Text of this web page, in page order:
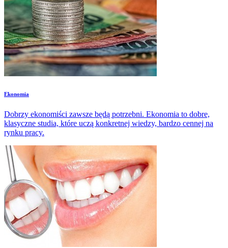
Ekonomia
Dobrzy ekonomiści zawsze będą potrzebni. Ekonomia to dobre,
klasyczne studia, które uczą konkretnej wiedzy, bardzo cennej na
rynku pracy.